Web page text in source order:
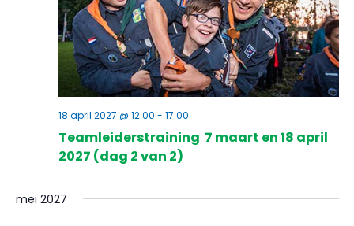
Teamleiderstraining 7 maart en 18 april
2027 (dag 2 van 2)
18 april 2027 @ 12:00 - 17:00
mei 2027